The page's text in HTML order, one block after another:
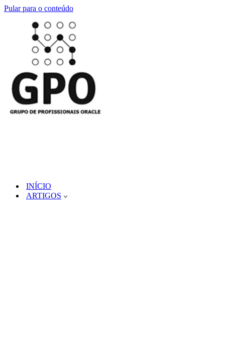
Pular para o conteúdo
INÍCIO
ARTIGOS